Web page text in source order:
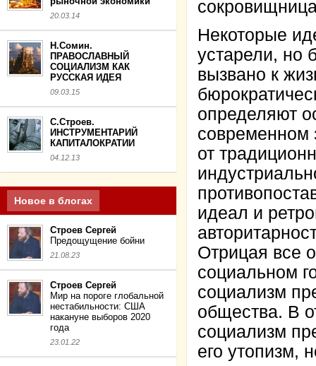
20.03.14
Н.Сомин.
ПРАВОСЛАВНЫЙ
СОЦИАЛИЗМ КАК
РУССКАЯ ИДЕЯ
09.03.15
С.Строев.
ИНСТРУМЕНТАРИЙ
КАПИТАЛОКРАТИИ
04.12.13
Новое в блогах
Строев Сергей
Предощущение бойни
21.08.23
Строев Сергей
Мир на пороге глобальной
нестабильности: США
накануне выборов 2020
года
23.01.22
Некоторые
устарели, но
вызвано к
определяют
современном
от
идеал и
Отрицая все
социальном
социализм
общества. В
социализм
его утопизм,